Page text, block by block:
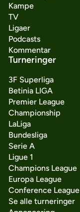
Kampe
TV
Ligaer
Podcasts
Kommentar
Turneringer
3F Superliga
Betinia LIGA
Premier League
Championship
LaLiga
Bundesliga
Serie A
Ligue 1
Champions League
Europa League
Conference League
Se alle turneringer